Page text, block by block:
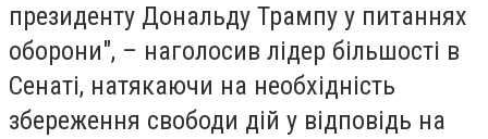
президенту Дональду Трампу у питаннях
оборони", – наголосив лідер більшості в
Сенаті, натякаючи на необхідність
збереження свободи дій у відповідь на